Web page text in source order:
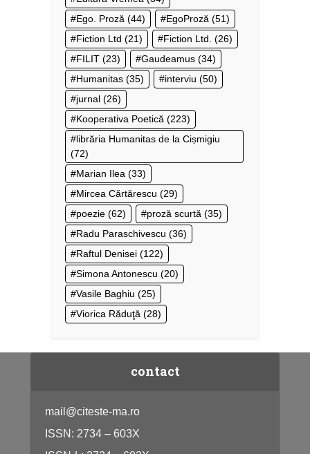
Ego. Proză (44) EgoProză (51)
Fiction Ltd (21) Fiction Ltd. (26)
FILIT (23) Gaudeamus (34)
Humanitas (35) interviu (50)
jurnal (26)
Kooperativa Poetică (223)
librăria Humanitas de la Cișmigiu
(72)
Marian Ilea (33)
Mircea Cărtărescu (29)
poezie (62) proză scurtă (35)
Radu Paraschivescu (36)
Raftul Denisei (122)
Simona Antonescu (20)
Vasile Baghiu (25)
Viorica Răduţă (28)
contact
mail@citeste-ma.ro
ISSN: 2734 – 603X